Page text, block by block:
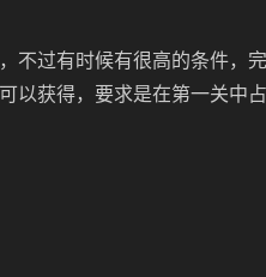
不过有时候有很高的条件，
以获得，要求是在第一关中